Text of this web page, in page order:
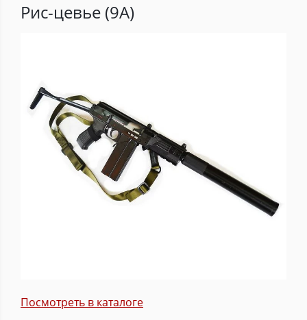
Рис-цевье (9А)
Посмотреть в каталоге